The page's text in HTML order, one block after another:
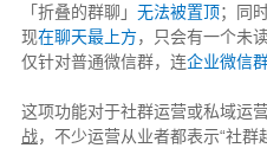
「折叠的群聊」 无法被置顶；同
现在聊天最上方，只会有一个未
仅针对普通微信群，连企业微信
这项功能对于社群运营或私域运
战，不少运营从业者都表示“社群